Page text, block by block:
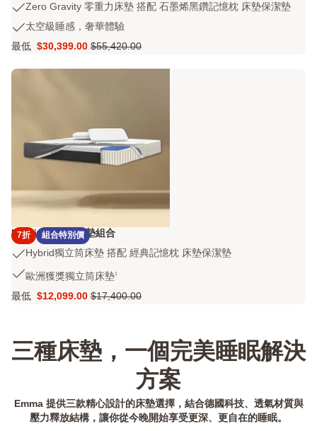
配
石
烯
步
Zero
Gravity
零
重
鑽
記
枕
床
墊
保
潔
墊
Zero Gravity 零重力床墊 搭配 石墨烯黑鑽記憶枕 床墊保潔墊
太
空
睡
太空級睡感，奢華體驗
最低
Price
$30,399.00
$30,399.00
原
價
$55,420.00
7折 組合特別價
Hybrid 獨立筒床墊組合
Hybrid
立
筒
配
憶
Hybrid獨立筒床墊 搭配 經典記憶枕 床墊保潔墊
歐
獲
立
筒
歐洲獲獎獨立筒床墊1
最低
Price
$12,099.00
原
$17,400.00
三種床墊，一個完美睡眠解決
方案
Emma 提供三款精心設計的床墊選擇，結合德國科技、透氣材質與
壓力釋放結構，讓你從今晚開始享受更深、更自在的睡眠。